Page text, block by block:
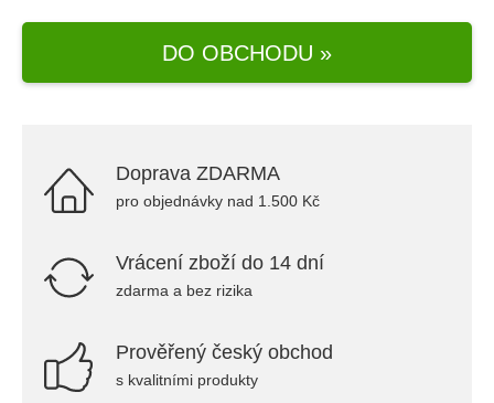
DO OBCHODU »
Doprava ZDARMA
pro objednávky nad 1.500 Kč
Vrácení zboží do 14 dní
zdarma a bez rizika
Prověřený český obchod
s kvalitními produkty